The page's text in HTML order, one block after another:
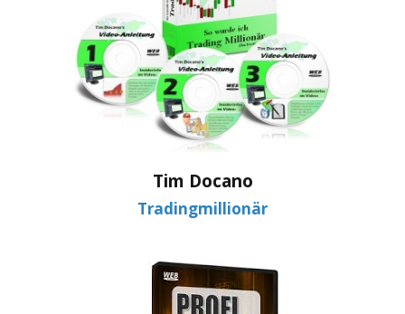
Tim Docano
Tradingmillionär